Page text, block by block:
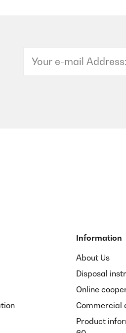
! Je met quand même 5 étoiles
Information
About Us
Disposal
Online
Commercial
Product